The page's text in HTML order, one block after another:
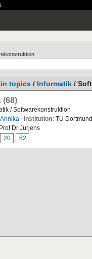
topics / Informatik /
(68)
/ Softwarekonstruktion
Annika Institution: TU Dortmund
Prof Dr Jürjens
20 62